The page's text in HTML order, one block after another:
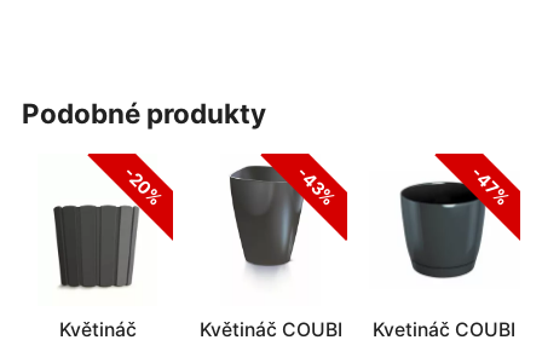
podobné produkty
-20%
Květináč
-43%
Květináč COUBI
-47%
Kvetináč COUBI